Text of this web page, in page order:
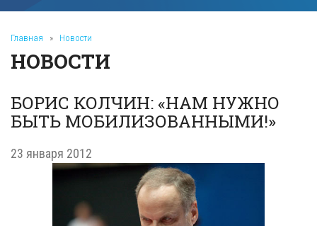
Главная » Новости
НОВОСТИ
БОРИС КОЛЧИН: «НАМ НУЖНО
БЫТЬ МОБИЛИЗОВАННЫМИ!»
23 января 2012